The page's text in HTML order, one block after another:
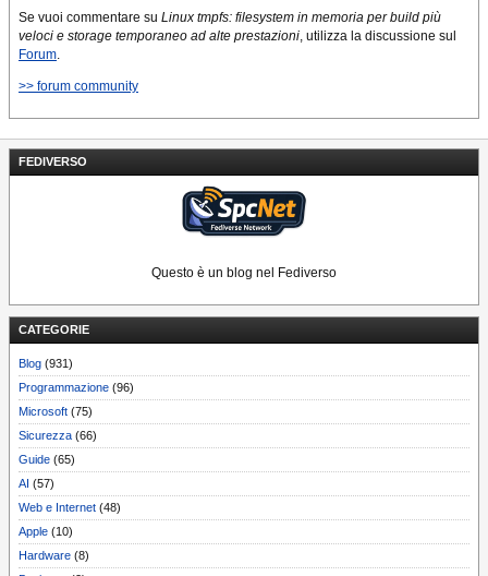
FEDIVERSO
Questo è un blog nel Fediverso
CATEGORIE
Blog (931)
Programmazione (96)
Microsoft (75)
Sicurezza (66)
Guide (65)
AI (57)
Web e Internet (48)
Apple (10)
Hardware (8)
Se vuoi commentare su Linux tmpfs: filesystem in memoria per build più
veloci e storage temporaneo ad alte prestazioni, utilizza la discussione sul
Forum.
>> forum community